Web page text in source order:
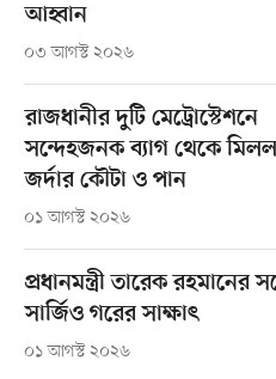
আহ্বান
০৩ আগস্ট ২০২৬
রাজধানীর দুটি মেট্রোস্টেশনে
সন্দেহজনক ব্যাগ থেকে মিলল
জর্দার কৌটা ও পান
০১ আগস্ট ২০২৬
প্রধানমন্ত্রী তারেক রহমানের
সার্জিও গরের সাক্ষাৎ
০১ আগস্ট ২০২৬